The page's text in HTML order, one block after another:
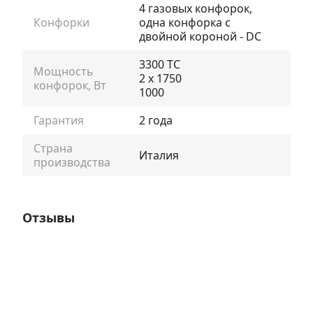
Конфорки
4 газовых конфорок,
одна конфорка с
двойной короной - DC
Мощность
конфорок, Вт
3300 TC
2 x 1750
1000
Гарантия
2 года
Страна
производства
Италия
Отзывы